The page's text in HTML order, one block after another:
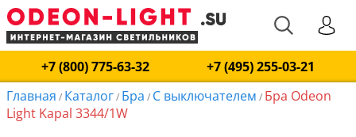
+7 (800) 775-63-32
+7 (495) 255-03-21
Главная / Каталог/ Бра / С выключателем / Бра Odeon
Light Kapal 3344/1W